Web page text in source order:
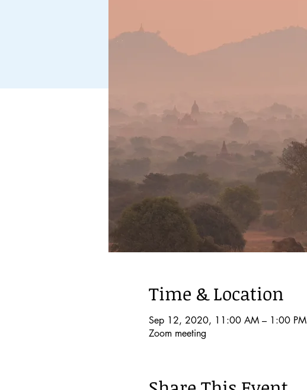
Time & Location
Sep 12, 2020, 11:00 AM – 1:00 PM
Zoom meeting